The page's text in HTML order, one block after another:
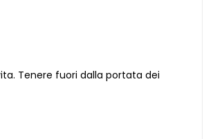
Tenere fuori dalla portata dei